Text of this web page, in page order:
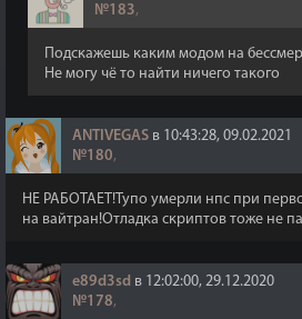
№183,
Подскажешь каким модом на
Не могу чё то найти ничего такого
ANTIVEGAS в 10:43:28, 09.02.2021
№180,
НЕ РАБОТАЕТ!Тупо умерли нпс при
на вайтран!Отладка скриптов тоже не
e89d3sd в 12:02:00, 29.12.2020
№178,